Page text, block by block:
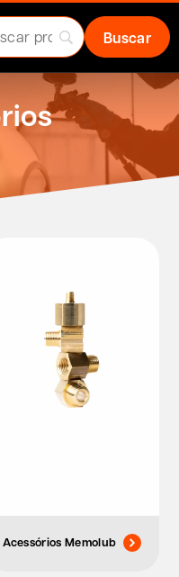
Acessórios Memolub